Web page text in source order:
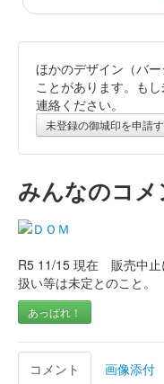
上田城 御城印
販売終了
上田城 御城印
上田城 御城印
上田城 御城印
ほかのデザイン（バ
ことがあります。も
連絡ください。
未登録の御城印を申請
みんなのコメ
R5 11/15 現在 販売中止
扱い等は未定とのこと。
あっぱれ！
コメント 画像添付